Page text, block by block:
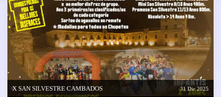
X SAN SILVESTRE CAMBADOS 31 Dic 2025